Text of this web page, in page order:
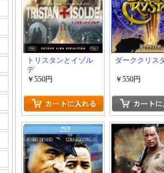
トリスタンとイゾル
デ
￥550円
ダーククリス
￥550円